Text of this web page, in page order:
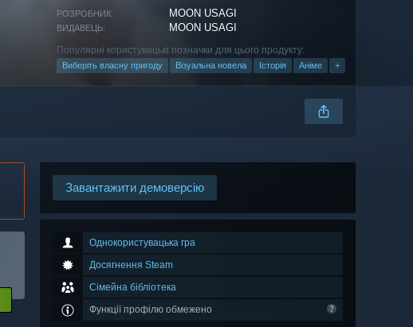
РОЗРОБНИК: MOON USAGI
ВИДАВЕЦЬ: MOON USAGI
Популярні користувацькі позначки для цього продукту:
Виберіть власну пригоду Візуальна новела Історія Аніме +
Завантажити демоверсію
Однокористувацька гра
Досягнення Steam
Сімейна бібліотека
Функції профілю обмежено